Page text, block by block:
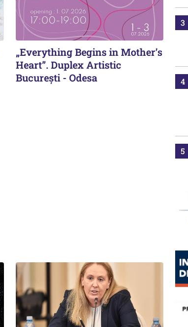
„Everything Begins in Mother’s
Heart”. Duplex Artistic
București - Odesa